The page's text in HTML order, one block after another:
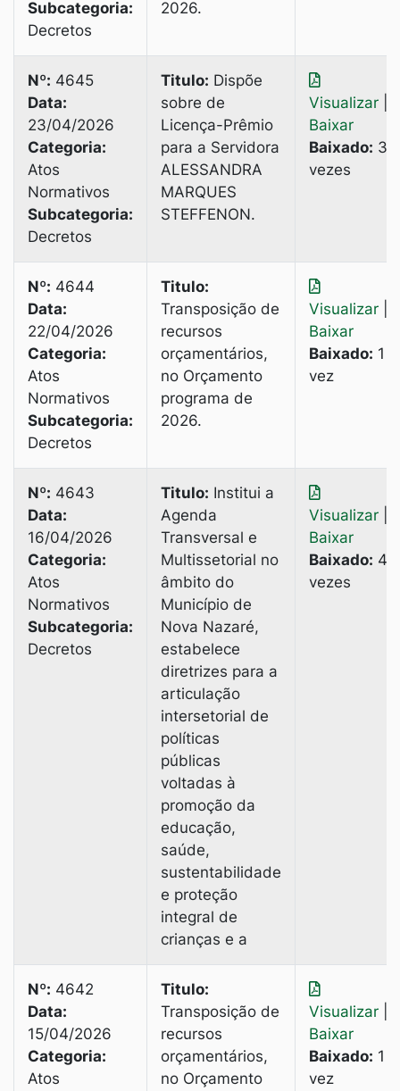
Subcategoria:
Decretos
2026.
Nº: 4645
Data:
23/04/2026
Categoria:
Atos
Normativos
Subcategoria:
Decretos
Titulo: Dispõe
sobre de
Licença-Prêmio
para a Servidora
ALESSANDRA
MARQUES
STEFFENON.
Visualizar
Baixar
Baixado: 3
vezes
Nº: 4644
Data:
22/04/2026
Categoria:
Atos
Normativos
Subcategoria:
Decretos
Titulo:
Transposição de
recursos
orçamentários,
no Orçamento
programa de
2026.
Visualizar
Baixar
Baixado: 1
vez
Nº: 4643
Data:
16/04/2026
Categoria:
Atos
Normativos
Subcategoria:
Decretos
Titulo: Institui a
Agenda
Transversal e
Multissetorial no
âmbito do
Município de
Nova Nazaré,
estabelece
diretrizes para a
articulação
intersetorial de
políticas
públicas
voltadas à
promoção da
educação,
saúde,
sustentabilidade
e proteção
integral de
crianças e a
Visualizar
Baixar
Baixado: 4
vezes
Nº: 4642
Data:
15/04/2026
Categoria:
Atos
Titulo:
Transposição de
recursos
orçamentários,
no Orçamento
Visualizar
Baixar
Baixado: 1
vez